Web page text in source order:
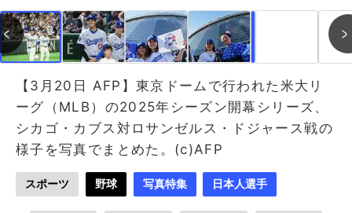
成中 画像作成中
【3月20日 AFP】東京ドームで行われた米大リ
ーグ（MLB）の2025年シーズン開幕シリーズ、
シカゴ・カブス対ロサンゼルス・ドジャース戦の
様子を写真でまとめた。(c)AFP
スポーツ 野球 写真特集 日本人選手